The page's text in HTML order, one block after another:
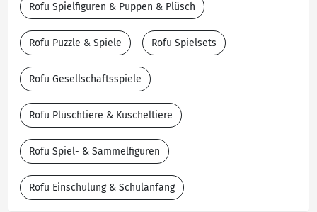
Rofu Spielfiguren & Puppen & Plüsch
Rofu Puzzle & Spiele Rofu Spielsets
Rofu Gesellschaftsspiele
Rofu Plüschtiere & Kuscheltiere
Rofu Spiel- & Sammelfiguren
Rofu Einschulung & Schulanfang